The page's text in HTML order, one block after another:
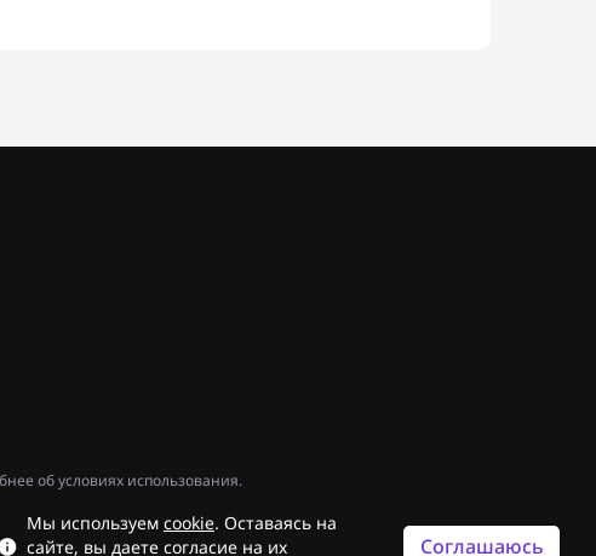
об условиях использования.
Мы используем cookie. Оставаясь на
сайте, вы даете согласие на их
Соглашаюсь